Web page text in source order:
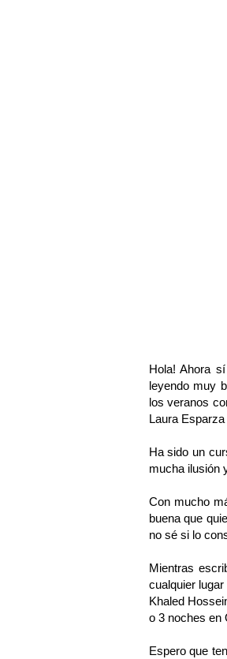
Hola! Ahora
leyendo muy
los veranos
Laura
Ha sido un
mucha ilusión
Con mucho
buena que
no sé si lo
Mientras
cualquier
Khaled
o 3 noches en
Espero que